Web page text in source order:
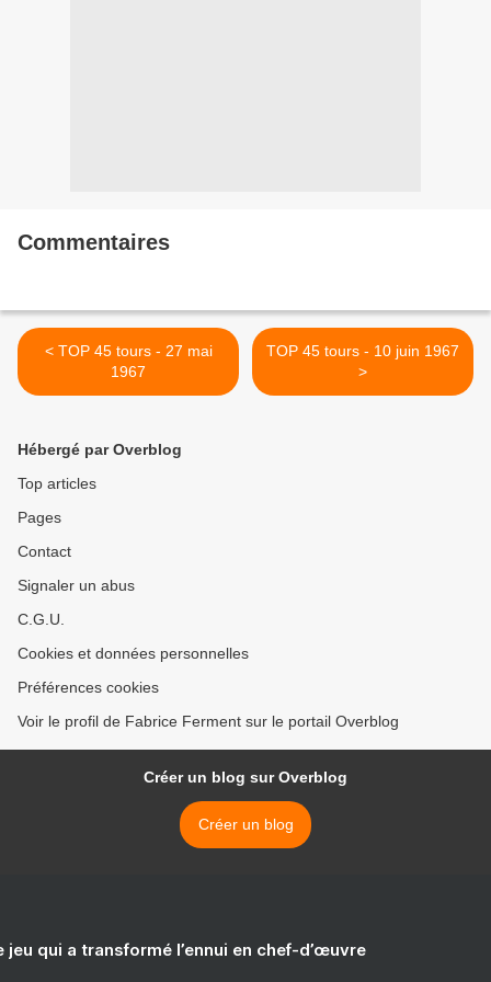
Commentaires
< TOP 45 tours - 27 mai
1967
TOP 45 tours - 10 juin 1967
>
Hébergé par Overblog
Top articles
Pages
Contact
Signaler un abus
C.G.U.
Cookies et données personnelles
Préférences cookies
Voir le profil de Fabrice Ferment sur le portail Overblog
Créer un blog sur Overblog
Créer un blog
jeu qui a transformé l’ennui en chef-d’œuvre